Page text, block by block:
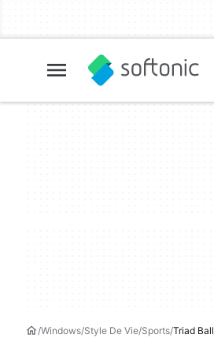
Windows Style De Vie Sports Triad Ball